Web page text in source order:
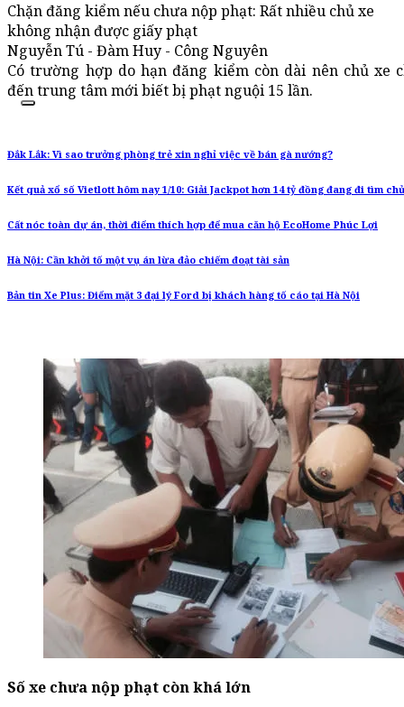
Chặn đăng kiểm nếu chưa nộp phạt: Rất nhiều chủ xe
không nhận được giấy phạt
Nguyễn Tú - Đàm Huy - Công Nguyên
Có trường hợp do hạn đăng kiểm còn dài nên chủ xe
đến trung tâm mới biết bị phạt nguội 15 lần.
Đắk Lắk: Vì sao trưởng phòng trẻ xin nghỉ việc về bán gà nướng?
Kết quả xổ số Vietlott hôm nay 1/10: Giải Jackpot hơn 14 tỷ đồng đang đi tìm
Cất nóc toàn dự án, thời điểm thích hợp để mua căn hộ EcoHome Phúc Lợi
Hà Nội: Cần khởi tố một vụ án lừa đảo chiếm đoạt tài sản
Bản tin Xe Plus: Điểm mặt 3 đại lý Ford bị khách hàng tố cáo tại Hà Nội
Số xe chưa nộp phạt còn khá lớn